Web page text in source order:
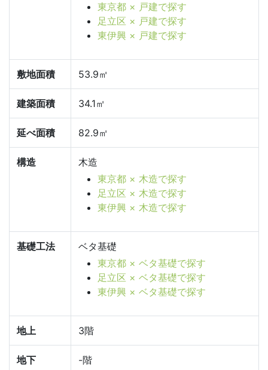
東京都 × 戸建で探す
足立区 × 戸建で探す
東伊興 × 戸建で探す
敷地面積 53.9㎡
建築面積 34.1㎡
延べ面積 82.9㎡
構造
木造
東京都 × 木造で探す
足立区 × 木造で探す
東伊興 × 木造で探す
基礎工法
ベタ基礎
東京都 × ベタ基礎で探す
足立区 × ベタ基礎で探す
東伊興 × ベタ基礎で探す
地上 3階
地下 -階